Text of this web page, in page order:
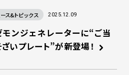
ス&トピックス 2025.12.09
モンジェネレーターに“ご当
いプレート”が新登場！